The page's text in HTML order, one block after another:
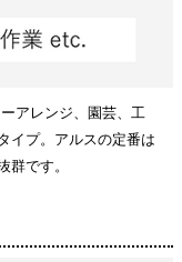
アレンジ、園芸、工
イプ。アルスの定番は
です。